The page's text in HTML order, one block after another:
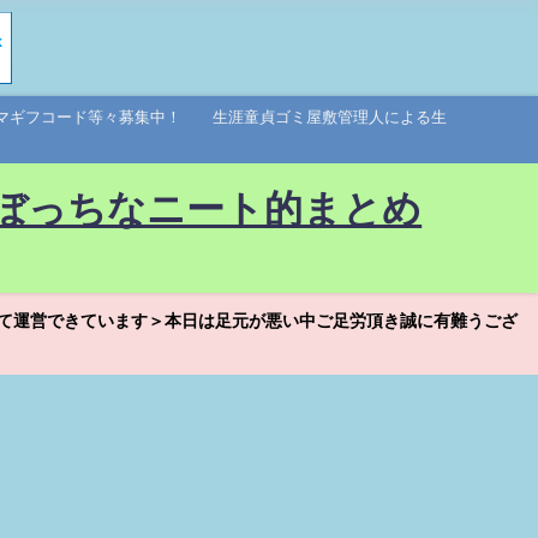
ギフコード等々募集中！ 生涯童貞ゴミ屋敷管理人による生
ちなニート的まとめ
営できています＞本日は足元が悪い中ご足労頂き誠に有難うござ